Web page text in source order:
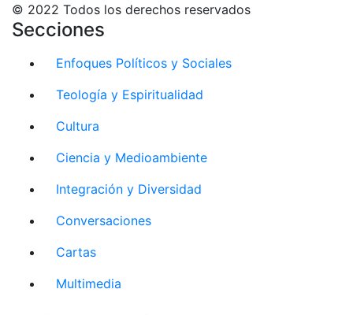
© 2022 Todos los derechos reservados
Secciones
Enfoques Políticos y Sociales
Teología y Espiritualidad
Cultura
Ciencia y Medioambiente
Integración y Diversidad
Conversaciones
Cartas
Multimedia